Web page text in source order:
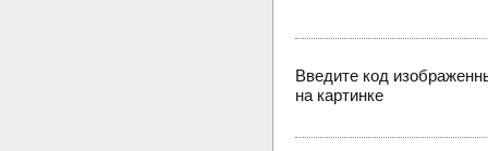
Введите код
на картинке